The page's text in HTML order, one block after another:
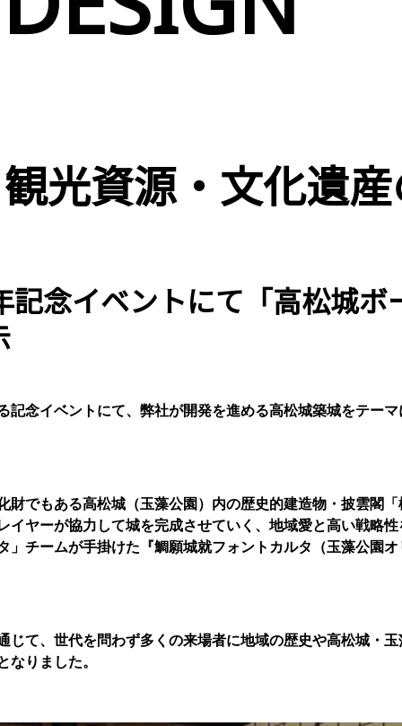
光資源・文化遺
記念イベントにて「高松城ボ
記念イベントにて、弊社が開発を進める高松城築城をテー
財でもある高松城（玉藻公園）内の歴史的建造物・披雲閣
イヤーが協力して城を完成させていく、地域愛と高い戦略
」チームが手掛けた『鯛願城就フォントカルタ（玉藻公園
じて、世代を問わず多くの来場者に地域の歴史や高松城・
りました。